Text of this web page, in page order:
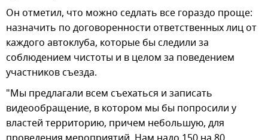
Он отметил, что можно седлать все гораздо проще:
назначить по договоренности ответственных лиц от
каждого автоклуба, которые бы следили за
соблюдением чистоты и в целом за поведением
участников съезда.
"Мы предлагали всем съехаться и записать
видеообращение, в котором мы бы попросили у
властей территорию, причем небольшую, для